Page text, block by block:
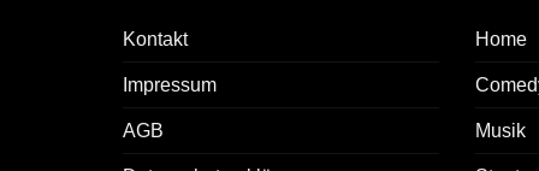
Kontakt
Impressum
AGB
Home
Musik